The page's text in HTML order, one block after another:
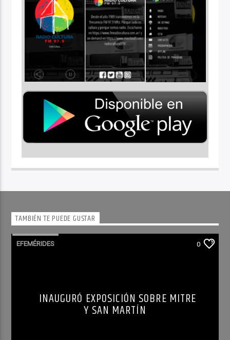
TAMBIÉN TE PUEDE GUSTAR
EFEMÉRIDES 0
INAUGURÓ EXPOSICIÓN SOBRE MITRE
Y SAN MARTÍN